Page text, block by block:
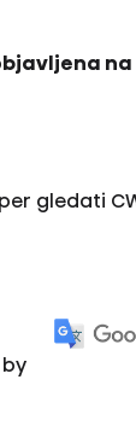
na
gledati